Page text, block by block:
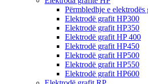
Përmbledhje e
Elektrodë grafit HP300
Elektrodë grafit HP350
Elektrodë grafit HP 400
Elektrodë grafit HP450
Elektrodë grafit HP500
Elektrodë grafit HP550
Elektrodë grafit HP600